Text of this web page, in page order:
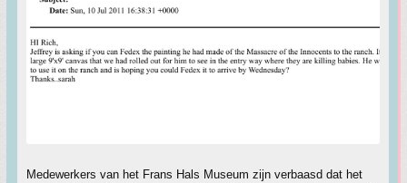
Medewerkers van het Frans Hals Museum zijn verbaasd dat het